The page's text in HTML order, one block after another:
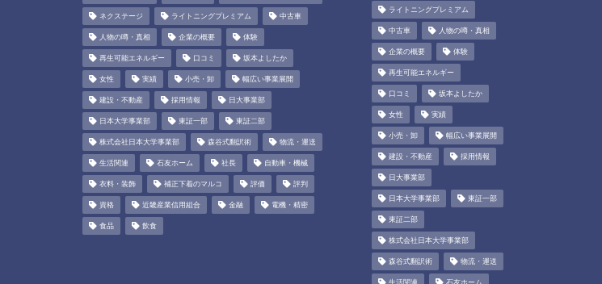
ネクステージ ライトニングプレミアム 中古車
人物の噂・真相 企業の概要 体験
再生可能エネルギー 口コミ 坂本よしたか
女性 実績 小売・卸 幅広い事業展開
建設・不動産 採用情報 日大事業部
日本大学事業部 東証一部 東証二部
株式会社日本大学事業部 森谷式翻訳術 物流・運送
生活関連 石友ホーム 社長 自動車・機械
衣料・装飾 補正下着のマルコ 評価 評判
資格 近畿産業信用組合 金融 電機・精密
食品 飲食
ライトニングプレミアム
中古車 人物の噂・真相
企業の概要 体験
再生可能エネルギー
口コミ 坂本よしたか
女性 実績
小売・卸 幅広い事業展開
建設・不動産 採用情報
日大事業部
日本大学事業部 東証一部
東証二部
株式会社日本大学事業部
森谷式翻訳術 物流・運送
生活関連 石友ホーム